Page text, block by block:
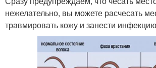
нежелательно, вы можете расчесать
травмировать кожу и занести